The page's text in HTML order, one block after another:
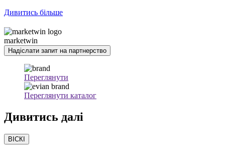
Дивитись більше
marketwin
Надіслати запит на партнерство
Переглянути
Переглянути каталог
Дивитись далі
ВІСКІ